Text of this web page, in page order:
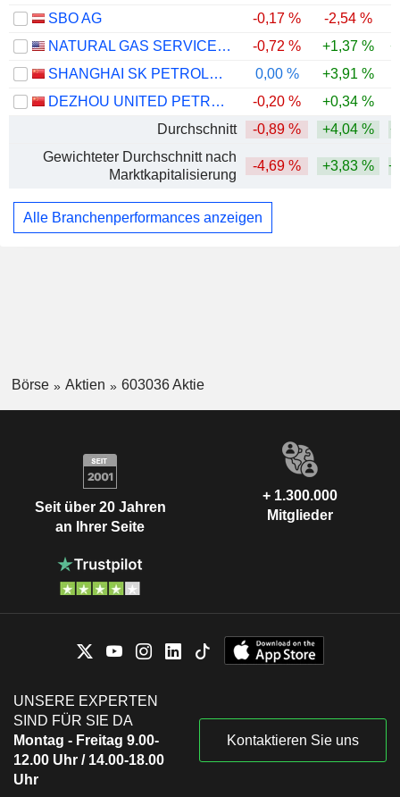
SBO AG
-0,17 % -2,54 %
NATURAL GAS SERVICES GROUP, INC.
-0,72 % +1,37 %
SHANGHAI SK PETROLEUM & CHEMICAL EQUIPMENT CORPORATION LTD.
0,00 % +3,91 %
DEZHOU UNITED PETROLEUM TECHNOLOGY CO.,LTD.
-0,20 % +0,34 %
Durchschnitt
-0,89 % +4,04 %
Gewichteter Durchschnitt nach
Marktkapitalisierung
-4,69 % +3,83 %
Alle Branchenperformances anzeigen
Börse Aktien 603036 Aktie
Seit über 20 Jahren
an Ihrer Seite
+ 1.300.000
Mitglieder
UNSERE EXPERTEN
SIND FÜR SIE DA
Montag - Freitag 9.00-
12.00 Uhr / 14.00-18.00
Uhr
Kontaktieren Sie uns